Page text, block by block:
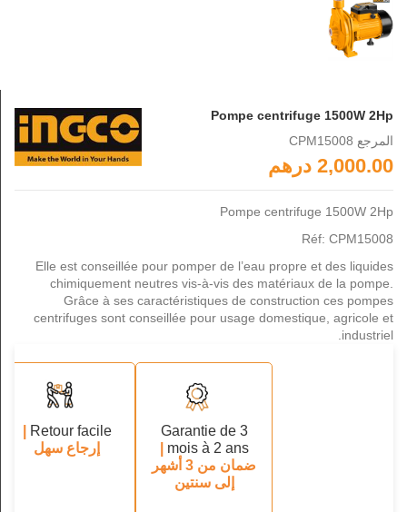
Pompe centrifuge 1500W 2Hp
المرجع CPM15008
2,000.00 درهم
Pompe centrifuge 1500W 2Hp
Réf: CPM15008
Elle est conseillée pour pomper de l’eau propre et des liquides
chimiquement neutres vis-à-vis des matériaux de la pompe.
Grâce à ses caractéristiques de construction ces pompes
centrifuges sont conseillée pour usage domestique, agricole et
industriel.
Garantie de 3
mois à 2 ans
ضمان من 3 أشهر
إلى سنتين
Retour facile
إرجاع سهل